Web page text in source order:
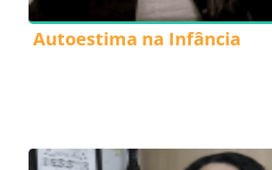
Autoestima na Infância